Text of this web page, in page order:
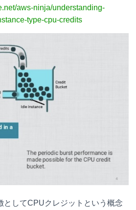
aws-ninja/understanding-
type-cpu-credits
としてCPUクレジットという概念